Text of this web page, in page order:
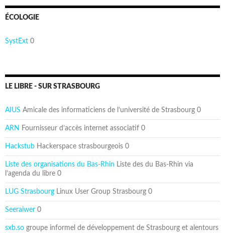
ÉCOLOGIE
SystExt 0
LE LIBRE - SUR STRASBOURG
AIUS Amicale des informaticiens de l’université de Strasbourg 0
ARN Fournisseur d’accès internet associatif 0
Hackstub Hackerspace strasbourgeois 0
Liste des organisations du Bas-Rhin Liste des du Bas-Rhin via
l’agenda du libre 0
LUG Strasbourg Linux User Group Strasbourg 0
Seeraiwer 0
sxb.so groupe informel de développement de Strasbourg et alentours